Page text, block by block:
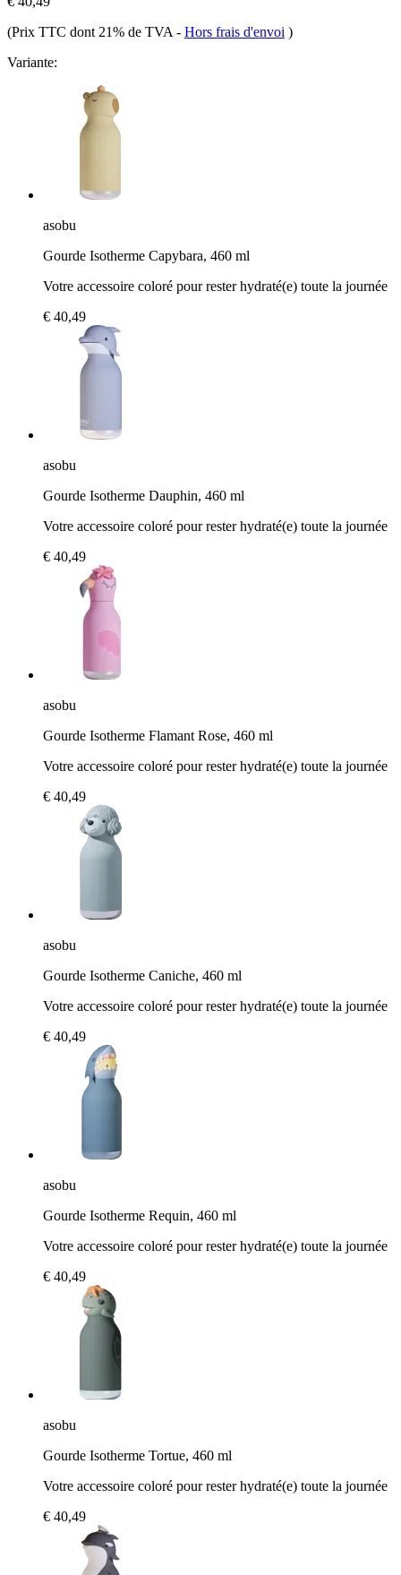
(Prix TTC dont 21% de TVA - Hors frais d'envoi )
Variante:
asobu
Gourde Isotherme Capybara, 460 ml
Votre accessoire coloré pour rester hydraté(e) toute la journée
€ 40,49
asobu
Gourde Isotherme Dauphin, 460 ml
Votre accessoire coloré pour rester hydraté(e) toute la journée
€ 40,49
asobu
Gourde Isotherme Flamant Rose, 460 ml
Votre accessoire coloré pour rester hydraté(e) toute la journée
€ 40,49
asobu
Gourde Isotherme Caniche, 460 ml
Votre accessoire coloré pour rester hydraté(e) toute la journée
€ 40,49
asobu
Gourde Isotherme Requin, 460 ml
Votre accessoire coloré pour rester hydraté(e) toute la journée
€ 40,49
asobu
Gourde Isotherme Tortue, 460 ml
Votre accessoire coloré pour rester hydraté(e) toute la journée
€ 40,49